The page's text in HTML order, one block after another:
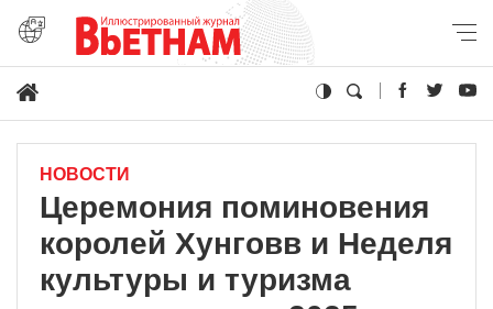
НОВОСТИ
Церемония поминовения
королей Хунговв и Неделя
культуры и туризма